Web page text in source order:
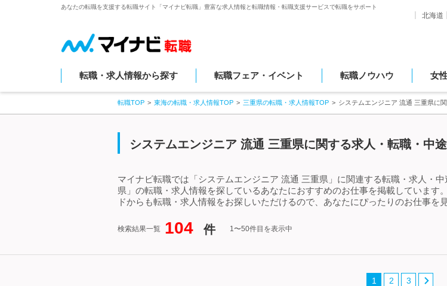
あなたの転職を支援する転職サイト「マイナビ転職」豊富な求人情報と転職情報・転職支援サービスで転職をサポート
北海道
転職・求人情報から探す 転職フェア・イベント 転職ノウハウ 女
転職TOP 東海の転職・求人情報TOP 三重県の転職・求人情報TOP システムエンジニア 流通 三重県に
システムエンジニア 流通 三重県に関する求人・転職・中
マイナビ転職では「システムエンジニア 流通 三重県」に関連する転職・求人・
県」の転職・求人情報を探しているあなたにおすすめのお仕事を掲載しています
ドからも転職・求人情報をお探しいただけるので、あなたにぴったりのお仕事を
検索結果一覧 104 件 1〜50件目を表示中
1 2 3